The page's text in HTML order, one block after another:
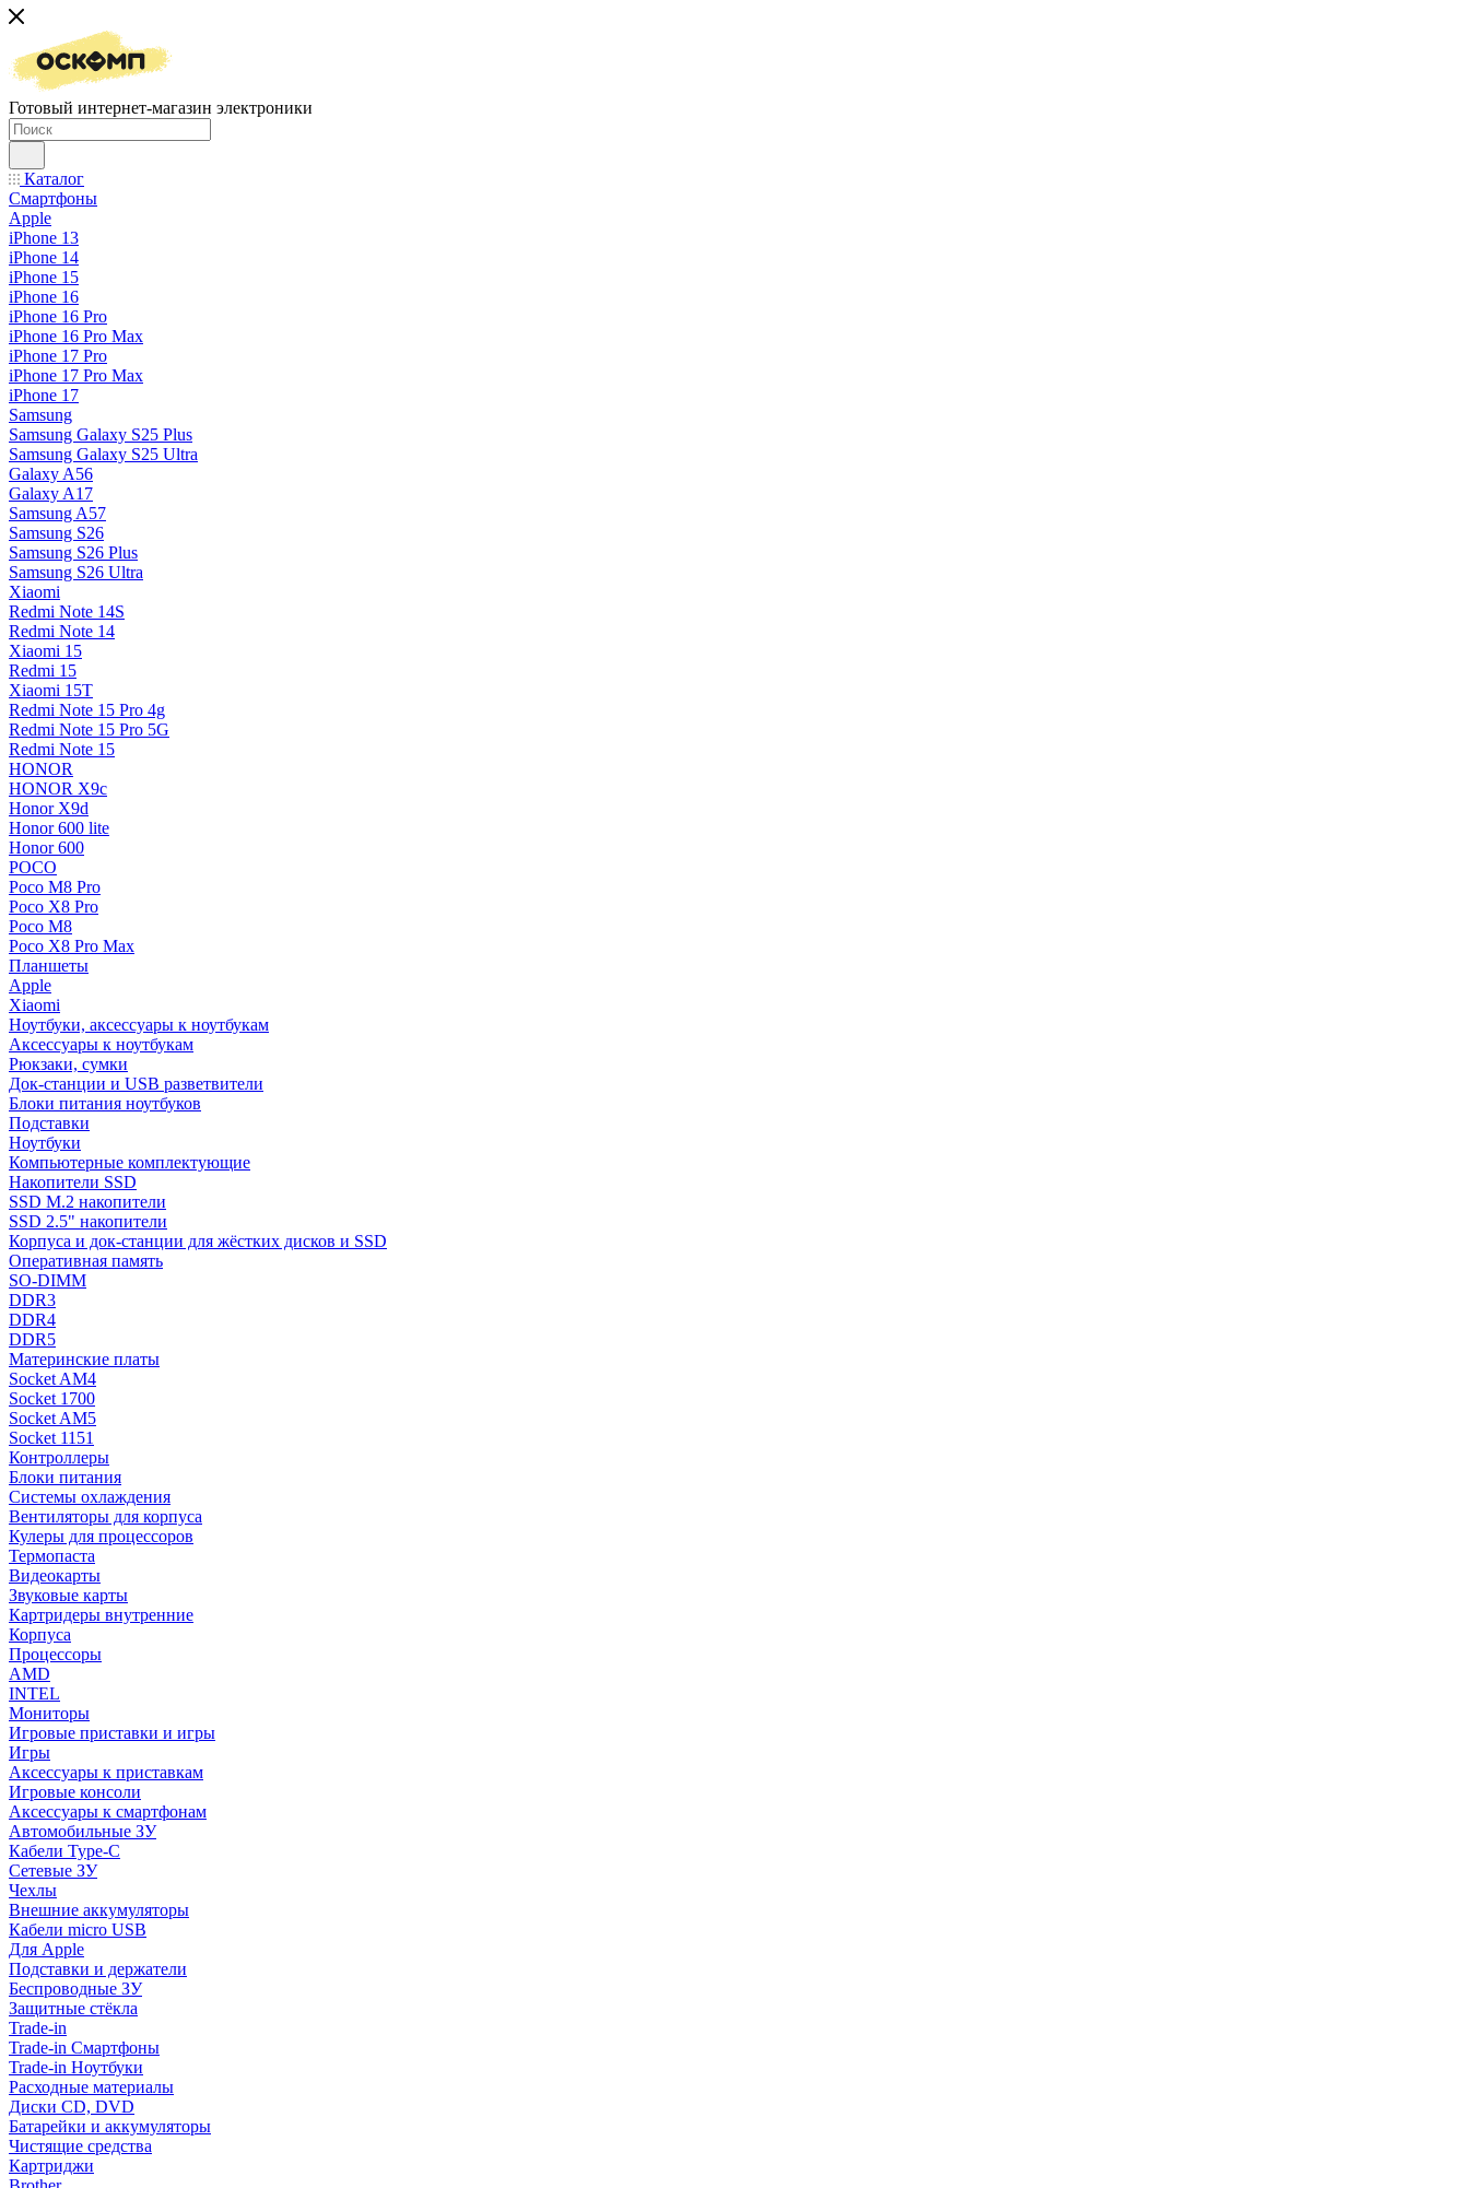
Готовый интернет-магазин электроники
Каталог
Смартфоны
Apple
iPhone 13
iPhone 14
iPhone 15
iPhone 16
iPhone 16 Pro
iPhone 16 Pro Max
iPhone 17 Pro
iPhone 17 Pro Max
iPhone 17
Samsung
Samsung Galaxy S25 Plus
Samsung Galaxy S25 Ultra
Galaxy A56
Galaxy A17
Samsung A57
Samsung S26
Samsung S26 Plus
Samsung S26 Ultra
Xiaomi
Redmi Note 14S
Redmi Note 14
Xiaomi 15
Redmi 15
Xiaomi 15T
Redmi Note 15 Pro 4g
Redmi Note 15 Pro 5G
Redmi Note 15
HONOR
HONOR X9c
Honor X9d
Honor 600 lite
Honor 600
POCO
Poco M8 Pro
Poco X8 Pro
Poco M8
Poco X8 Pro Max
Планшеты
Apple
Xiaomi
Ноутбуки, аксессуары к ноутбукам
Аксессуары к ноутбукам
Рюкзаки, сумки
Док-станции и USB разветвители
Блоки питания ноутбуков
Подставки
Ноутбуки
Компьютерные комплектующие
Накопители SSD
SSD M.2 накопители
SSD 2.5" накопители
Корпуса и док-станции для жёстких дисков и SSD
Оперативная память
SO-DIMM
DDR3
DDR4
DDR5
Материнские платы
Socket AM4
Socket 1700
Socket AM5
Socket 1151
Контроллеры
Блоки питания
Системы охлаждения
Вентиляторы для корпуса
Кулеры для процессоров
Термопаста
Видеокарты
Звуковые карты
Картридеры внутренние
Корпуса
Процессоры
AMD
INTEL
Мониторы
Игровые приставки и игры
Игры
Аксессуары к приставкам
Игровые консоли
Аксессуары к смартфонам
Автомобильные ЗУ
Кабели Type-C
Сетевые ЗУ
Чехлы
Внешние аккумуляторы
Кабели micro USB
Для Apple
Подставки и держатели
Беспроводные ЗУ
Защитные стёкла
Trade-in
Trade-in Смартфоны
Trade-in Ноутбуки
Расходные материалы
Диски CD, DVD
Батарейки и аккумуляторы
Чистящие средства
Картриджи